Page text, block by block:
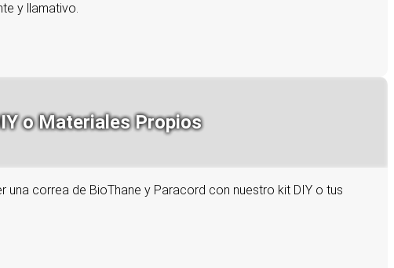
y llamativo.
o Materiales Propios
una correa de BioThane y Paracord con nuestro kit DIY o tus